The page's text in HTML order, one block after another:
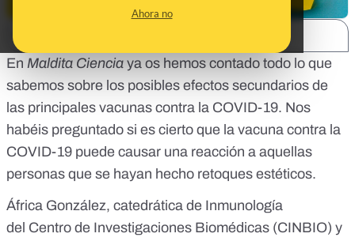
Ahora no
En Maldita Ciencia ya os hemos contado todo lo que
sabemos sobre los posibles efectos secundarios de
las principales vacunas contra la COVID-19. Nos
habéis preguntado si es cierto que la vacuna contra la
COVID-19 puede causar una reacción a aquellas
personas que se hayan hecho retoques estéticos.
África González, catedrática de Inmunología
del Centro de Investigaciones Biomédicas (CINBIO) y